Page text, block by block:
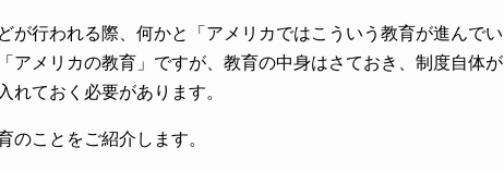
が行われる際、何かと「アメリカではこういう教育が進んでい
アメリカの教育」ですが、教育の中身はさておき、制度自体が
れておく必要があります。
のことをご紹介します。